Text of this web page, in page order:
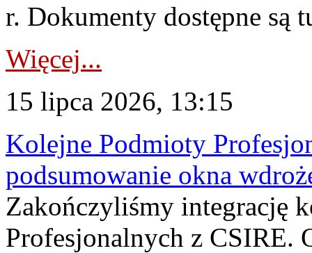
r. Dokumenty dostępne są
Więcej...
15 lipca 2026, 13:15
Kolejne Podmioty
podsumowanie okna
Zakończyliśmy integrację
Profesjonalnych z CSIRE.